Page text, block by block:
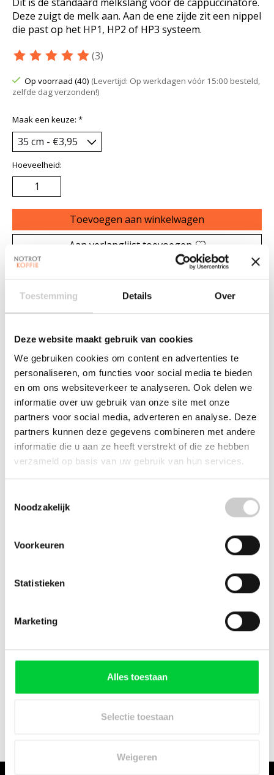
Toestemming Details Over
Deze website maakt gebruik van cookies
We gebruiken cookies om content en advertenties te
personaliseren, om functies voor social media te bieden
en om ons websiteverkeer te analyseren. Ook delen we
informatie over uw gebruik van onze site met onze
partners voor social media, adverteren en analyse. Deze
partners kunnen deze gegevens combineren met andere
informatie die u aan ze heeft verstrekt of die ze hebben
verzameld op basis van uw gebruik van hun services.
Noodzakelijk
Voorkeuren
Statistieken
Marketing
Alles toestaan
Selectie toestaan
Weigeren
Dit is de standaard melkslang voor de cappuccinatore.
Deze zuigt de melk aan. Aan de ene zijde zit een nippel
die past op het HP1, HP2 of HP3 systeem.
De beoordeling van dit product is
(3)
Op voorraad (40) (Levertijd: Op werkdagen vóór 15:00 besteld,
zelfde dag verzonden!)
Maak een keuze: *
Hoeveelheid:
Toevoegen aan winkelwagen
Aan verlanglijst toevoegen
Toevoegen om te vergelijken
Beschrijving Reviews (3)
Melk slang voor cappuccinatore 3 x 6
mm
Dit is de standaard melkslang voor de cappuccinatore.
Deze zuigt de melk aan. Aan de ene zijde zit een nippel
die past op het HP1, HP2 of HP3 systeem.
JURA Giga-serie nippel
JURA slangnippel